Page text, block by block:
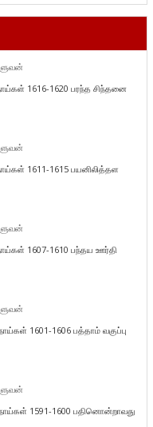
1616-1620 பரந்த சிந்தனை
1611-1615 பயனிலித்தள
1607-1610 பந்தய ஊர்தி
1601-1606 பத்தாம் வகுப்பு
1591-1600 பதினொன்றாவது